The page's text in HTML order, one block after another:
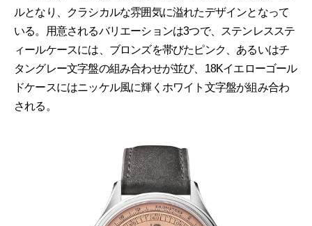
ルとなり、クラシカルな雰囲気に溢れたデザインとなって
いる。用意されるバリエーションは3つで、ステンレスステ
ィールケースには、ブロンズを帯びたピンク、あるいはチ
タングレー文字盤の組み合わせが並び、18Kイエローゴール
ドケースにはニッケル風に輝くホワイト文字盤が組み合わ
される。